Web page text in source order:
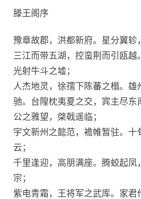
滕王阁序
豫章故郡，洪都新府。星分翼轸
三江而带五湖，控蛮荆而引瓯越
光射牛斗之墟；
人杰地灵，徐孺下陈蕃之榻。雄
驰。台隍枕夷夏之交，宾主尽东
公之雅望，棨戟遥临；
宇文新州之懿范，襜帷暂驻。十
云；
千里逢迎，高朋满座。腾蛟起凤
宗；
紫电青霜，王将军之武库。家君